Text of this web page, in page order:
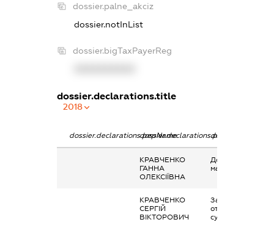
dossier.palne_akciz
dossier.notInList
dossier.bigTaxPayerReg
dossier.declarations.title
2018
dossier.declarations.pepNamedossier.declarations.personName
КРАВЧЕНКО
ГАННА
ОЛЕКСІЇВНА
Дохід від
майна в оренду
КРАВЧЕНКО
СЕРГІЙ
ВІКТОРОВИЧ
Заробітна плата
отримана за
сумісництвом